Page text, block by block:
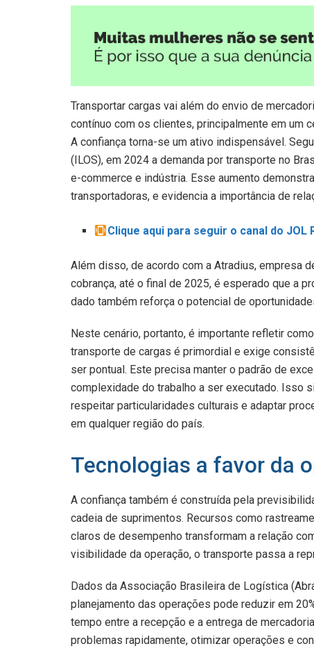
Transportar cargas vai além do envio de
contínuo com os clientes, principalmente em um
A confiança torna-se um ativo indispensável.
(ILOS), em 2024 a demanda por transporte no
e-commerce e indústria. Esse aumento
transportadoras, e evidencia a importância de
Clique aqui para seguir o canal do JOL
Além disso, de acordo com a Atradius, empresa
cobrança, até o final de 2025, é esperado que a
dado também reforça o potencial de
Neste cenário, portanto, é importante refletir
transporte de cargas é primordial e exige
ser pontual. Este precisa manter o padrão de
complexidade do trabalho a ser executado. Isso
respeitar particularidades culturais e adaptar
em qualquer região do país.
Tecnologias a favor da
A confiança também é construída pela
cadeia de suprimentos. Recursos como
claros de desempenho transformam a relação
visibilidade da operação, o transporte passa a
Dados da Associação Brasileira de Logística
planejamento das operações pode reduzir em
tempo entre a recepção e a entrega de
problemas rapidamente, otimizar operações e